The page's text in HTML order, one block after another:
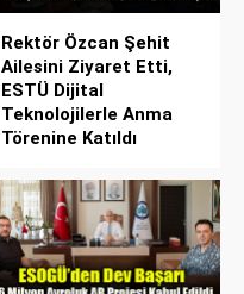
Rektör Özcan Şehit
Ailesini Ziyaret Etti,
ESTÜ Dijital
Teknolojilerle Anma
Törenine Katıldı